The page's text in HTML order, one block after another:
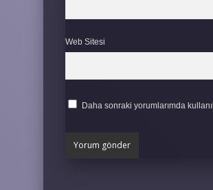
Web Sitesi
Daha sonraki yorumlarımda